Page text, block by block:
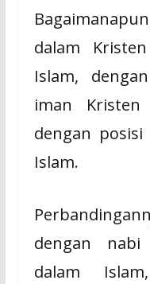
dalam
Islam,
iman Kristen
dengan posisi
Islam.
dengan nabi
dalam